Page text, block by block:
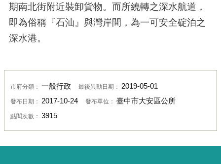
期南北街附近裝卸貨物。而所繞轉之深水航道，
即為俗稱『石汕』與灣岸間，為一可安全碇泊之
深水港。
市府分類： 一般行政 最後異動日期： 2019-05-01
發布日期： 2017-10-24 發布單位： 臺中市大安區公所
點閱次數： 3915